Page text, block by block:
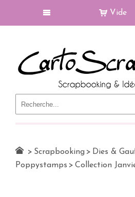
Vide
> Scrapbooking > Dies &
Poppystamps > Collection